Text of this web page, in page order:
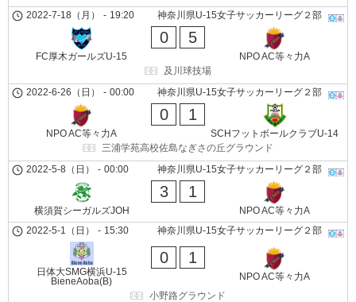
神奈川県U-15女子サッカーリーグ２部
2022-7-18（月） - 19:20
FC厚木ガールズU-15
0 5
NPO AC等々力A
及川球技場
神奈川県U-15女子サッカーリーグ２部
2022-6-26（日） - 00:00
NPO AC等々力A
0 1
SCHフットボールクラブU-14
三浦学苑高校佐島なぎさの丘グラウンド
神奈川県U-15女子サッカーリーグ２部
2022-5-8（日） - 00:00
横須賀シーガルズJOH
3 1
NPO AC等々力A
神奈川県U-15女子サッカーリーグ２部
2022-5-1（日） - 15:30
日体大SMG横浜U-15
BieneAoba(B)
0 1
NPO AC等々力A
小野路グラウンド